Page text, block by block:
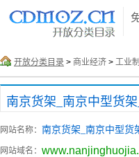
开放分类目录 > 商业经济 > 工业
网站名称： 南京货架_南京中型货
网站域名：